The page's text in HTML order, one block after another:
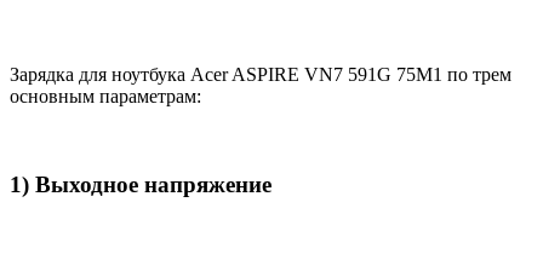
Зарядка для ноутбука Acer ASPIRE VN7 591G 75M1 по трем
основным параметрам:
1) Выходное напряжение